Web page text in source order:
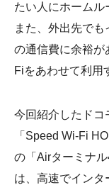
たい人にホームル
また、外出先で
の通信費に余裕が
Fiをあわせて利用
今回紹介したド
「Speed Wi-Fi
の「Airターミナ
は、高速でインタ